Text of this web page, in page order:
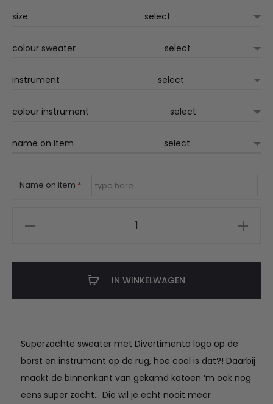
Superzachte sweater met Divertimento logo op de
borst en instrument op de rug, hoe cool is dat?! Daarbij
maakt de binnenkant van gekamd katoen ‘m ook nog
eens super zacht… Die wil je echt nooit meer
size
colour sweater
instrument
colour instrument
name on item
Name on item *
IN WINKELWAGEN